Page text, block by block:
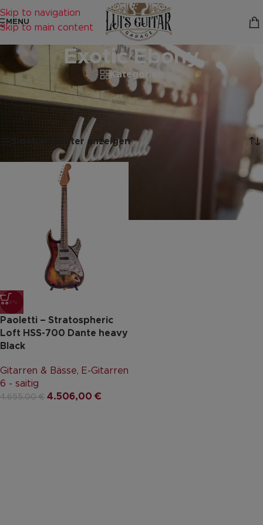
Skip to navigation
Skip to main content
MENU
Exotic Ebony
Kategorien
Startseite
Produkte verschlagwortet mit „Exotic Ebony“
Einzelnes Ergebnis wird angezeigt
Sidebar & Filter anzeigen
-3%
Paoletti – Stratospheric
Loft HSS-700 Dante heavy
Black
Gitarren & Bässe, E-Gitarren
6 - saitig
4.655,00€ 4.506,00 €